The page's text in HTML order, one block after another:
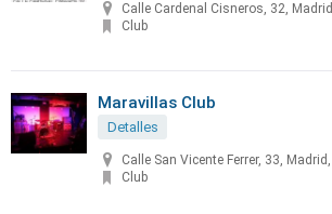
Calle Cardenal Cisneros, 32,
Club
Maravillas Club
Detalles
Calle San Vicente Ferrer, 33,
Club